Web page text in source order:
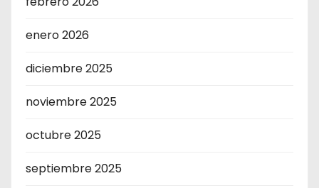
enero 2026
diciembre 2025
noviembre 2025
octubre 2025
septiembre 2025